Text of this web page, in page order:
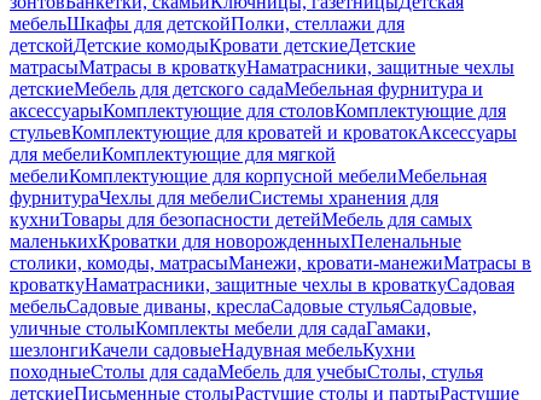
мебельШкафы для детскойПолки, стеллажи для
детскойДетские комодыКровати детскиеДетские
матрасыМатрасы в кроваткуНаматрасники, защитные чехлы
детскиеМебель для детского садаМебельная фурнитура и
аксессуарыКомплектующие для столовКомплектующие для
стульевКомплектующие для кроватей и кроватокАксессуары
для мебелиКомплектующие для мягкой
мебелиКомплектующие для корпусной мебелиМебельная
фурнитураЧехлы для мебелиСистемы хранения для
кухниТовары для безопасности детейМебель для самых
маленькихКроватки для новорожденныхПеленальные
столики, комоды, матрасыМанежи, кровати-манежиМатрасы в
кроваткуНаматрасники, защитные чехлы в кроваткуСадовая
мебельСадовые диваны, креслаСадовые стульяСадовые,
уличные столыКомплекты мебели для садаГамаки,
шезлонгиКачели садовыеНадувная мебельКухни
походныеСтолы для садаМебель для учебыСтолы, стулья
детскиеПисьменные столыРастущие столы и партыРастущие